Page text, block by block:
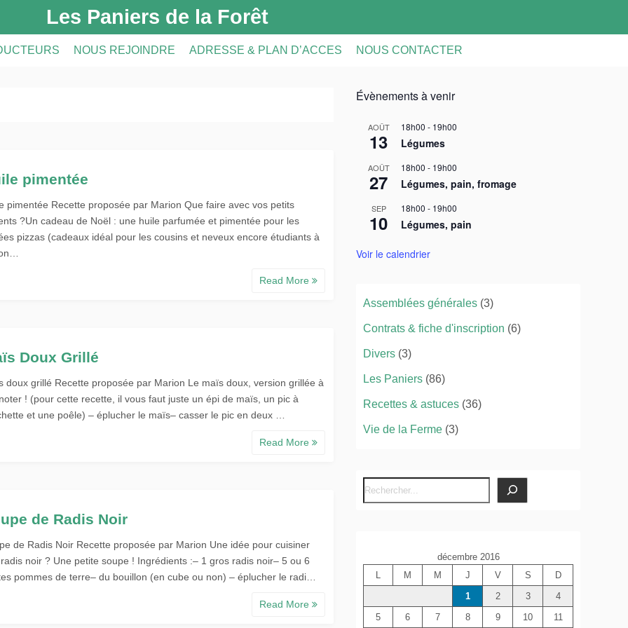
Les Paniers de la Forêt
NOUS REJOINDRE ADRESSE & PLAN D’ACCES NOUS CONTACTER
pimentée
pimentée Recette proposée par Marion Que faire avec vos petits
?Un cadeau de Noël : une huile parfumée et pimentée pour les
pizzas (cadeaux idéal pour les cousins et neveux encore étudiants à
Read More
Doux Grillé
doux grillé Recette proposée par Marion Le maïs doux, version grillée à
! (pour cette recette, il vous faut juste un épi de maïs, un pic à
et une poêle) – éplucher le maïs– casser le pic en deux …
Read More
de Radis Noir
de Radis Noir Recette proposée par Marion Une idée pour cuisiner
noir ? Une petite soupe ! Ingrédients :– 1 gros radis noir– 5 ou 6
pommes de terre– du bouillon (en cube ou non) – éplucher le radi…
Read More
Évènements à venir
AOÛT
13
18h00 - 19h00
Légumes
AOÛT
27
18h00 - 19h00
Légumes, pain, fromage
SEP
10
18h00 - 19h00
Légumes, pain
Voir le calendrier
Assemblées générales (3)
Contrats & fiche d'inscription (6)
Divers (3)
Les Paniers (86)
Recettes & astuces (36)
Vie de la Ferme (3)
R
e
décembre 2016
L
M M J V S
D
1
2 3
4
5
6 7 8 9 10
11